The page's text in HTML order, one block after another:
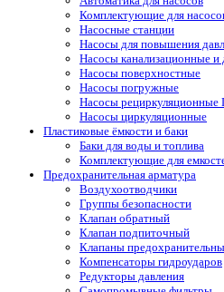
Комплектующие для
Насосные станции
Насосы для повышения
Насосы канализационные
Насосы поверхностные
Насосы погружные
Насосы
Насосы циркуляционные
Пластиковые ёмкости и баки
Баки для воды и топлива
Комплектующие для
Предохранительная арматура
Воздухоотводчики
Группы безопасности
Клапан обратный
Клапан подпиточный
Клапаны
Компенсаторы гидроударов
Редукторы давления